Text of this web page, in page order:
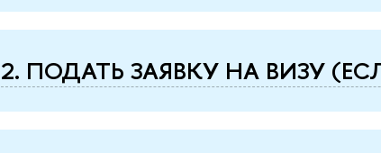
2. ПОДАТЬ ЗАЯВКУ НА ВИЗУ